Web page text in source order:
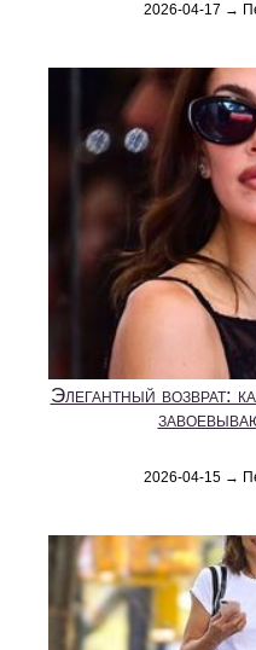
2026-04-17 →
Элегантный возврат:
2026-04-15 →